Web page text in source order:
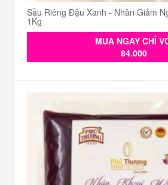
Sầu Riêng Đậu Xanh - Nhân Giảm
1Kg
MUA NGAY CHỈ
84.000